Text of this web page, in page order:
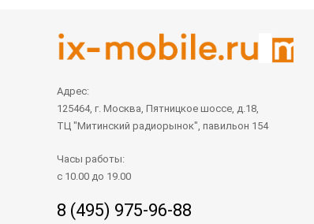
Адрес:
125464, г. Москва, Пятницкое шоссе, д.18,
ТЦ "Митинский радиорынок", павильон 154
Часы работы:
с 10.00 до 19.00
8 (495) 975-96-88